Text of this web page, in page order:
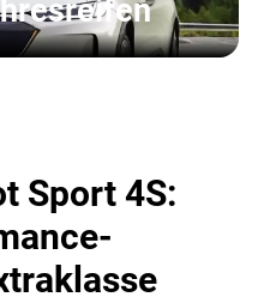
Sport 4S: